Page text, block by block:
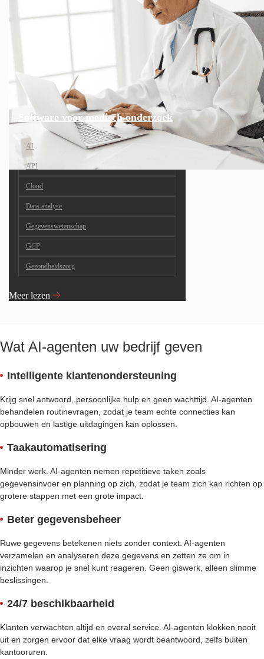
Software voor medisch onderzoek
AI
API
Cloud
Data-analyse
Gegevenswetenschap
GCP
Gezondheidszorg
Meer lezen
Wat AI-agenten uw bedrijf geven
Intelligente klantenondersteuning
Krijg snel antwoord, persoonlijke hulp en geen wachttijd. AI-agenten
behandelen routinevragen, zodat je team echte connecties kan
opbouwen en lastige uitdagingen kan oplossen.
Taakautomatisering
Minder werk. AI-agenten nemen repetitieve taken zoals
gegevensinvoer en planning op zich, zodat je team zich kan richten op
grotere stappen met een grote impact.
Beter gegevensbeheer
Ruwe gegevens betekenen niets zonder context. AI-agenten
verzamelen en analyseren deze gegevens en zetten ze om in
inzichten waarop je snel kunt reageren. Geen giswerk, alleen slimme
beslissingen.
24/7 beschikbaarheid
Klanten verwachten altijd en overal service. AI-agenten klokken nooit
uit en zorgen ervoor dat elke vraag wordt beantwoord, zelfs buiten
kantooruren.